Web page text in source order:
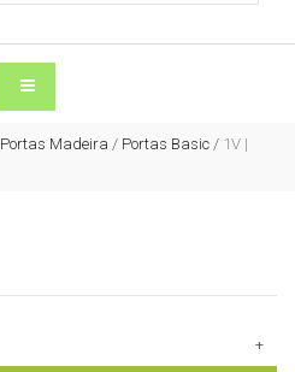
Portas Madeira / Portas Basic / 1V |